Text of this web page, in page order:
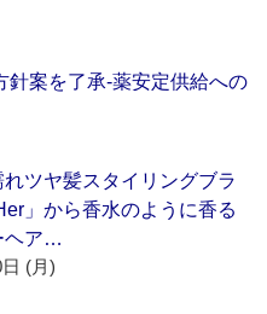
針案を了承‐薬安定供給への
れツヤ髪スタイリングブラ
」から香水のように香る
ヘア…
(月)